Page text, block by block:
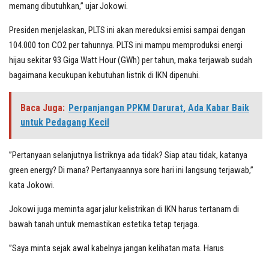
memang dibutuhkan,” ujar Jokowi.
Presiden menjelaskan, PLTS ini akan mereduksi emisi sampai dengan
104.000 ton CO2 per tahunnya. PLTS ini mampu memproduksi energi
hijau sekitar 93 Giga Watt Hour (GWh) per tahun, maka terjawab sudah
bagaimana kecukupan kebutuhan listrik di IKN dipenuhi.
Baca Juga: Perpanjangan PPKM Darurat, Ada Kabar Baik
untuk Pedagang Kecil
”Pertanyaan selanjutnya listriknya ada tidak? Siap atau tidak, katanya
green energy? Di mana? Pertanyaannya sore hari ini langsung terjawab,”
kata Jokowi.
Jokowi juga meminta agar jalur kelistrikan di IKN harus tertanam di
bawah tanah untuk memastikan estetika tetap terjaga.
”Saya minta sejak awal kabelnya jangan kelihatan mata. Harus